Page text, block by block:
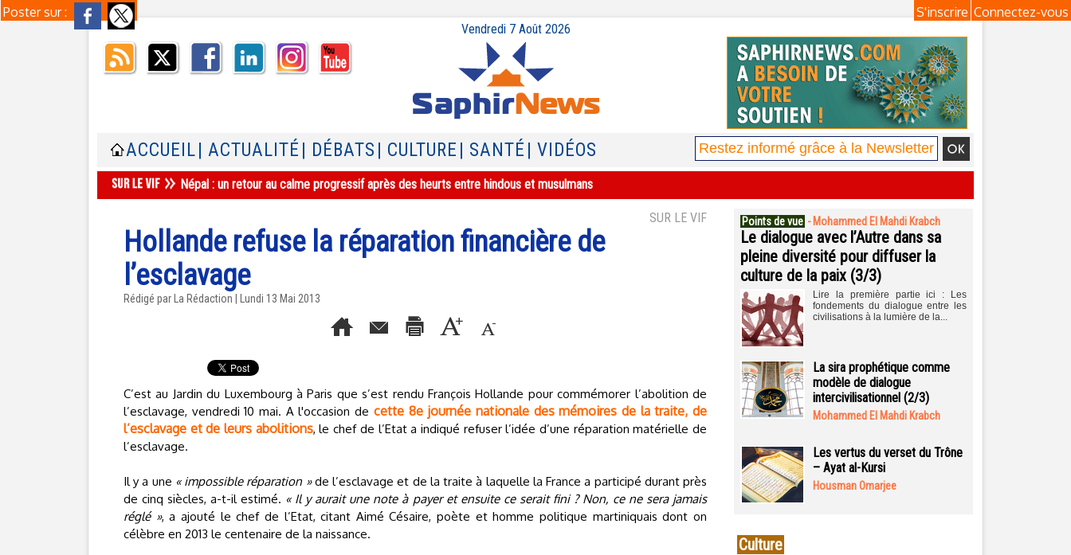
Poster sur : Connectez-vous
S'inscrire
Vendredi 7 Août 2026
ACCUEIL | ACTUALITÉ | DÉBATS | CULTURE | SANTÉ | VIDÉOS
Népal : un retour au calme progressif après des heurts entre hindous et musulmans
SUR LE VIF
Hollande refuse la réparation financière de
l’esclavage
Rédigé par La Rédaction | Lundi 13 Mai 2013
C’est au Jardin du Luxembourg à Paris que s’est rendu François Hollande pour commémorer l’abolition de
l’esclavage, vendredi 10 mai. A l'occasion de cette 8e journée nationale des mémoires de la traite, de
l’esclavage et de leurs abolitions, le chef de l’Etat a indiqué refuser l’idée d’une réparation matérielle de
l’esclavage.
Il y a une « impossible réparation »de l’esclavage et de la traite à laquelle la France a participé durant près
de cinq siècles, a-t-il estimé. « Il y aurait une note à payer et ensuite ce serait fini ? Non, ce ne sera jamais
réglé », a ajouté le chef de l’Etat, citant Aimé Césaire, poète et homme politique martiniquais dont on
célèbre en 2013 le centenaire de la naissance.
Points de vue - Mohammed El Mahdi Krabch
Le dialogue avec l’Autre dans sa
pleine diversité pour diffuser la
culture de la paix (3/3)
Lire la première partie ici : Les
fondements du dialogue entre les
civilisations à la lumière de la...
La sira prophétique comme
modèle de dialogue
intercivilisationnel (2/3)
Mohammed El Mahdi Krabch
Les vertus du verset du Trône
– Ayat al-Kursi
Housman Omarjee
Culture